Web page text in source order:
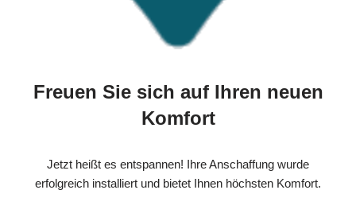
Freuen Sie sich auf Ihren neuen
Komfort
Jetzt heißt es entspannen! Ihre Anschaffung wurde
erfolgreich installiert und bietet Ihnen höchsten Komfort.